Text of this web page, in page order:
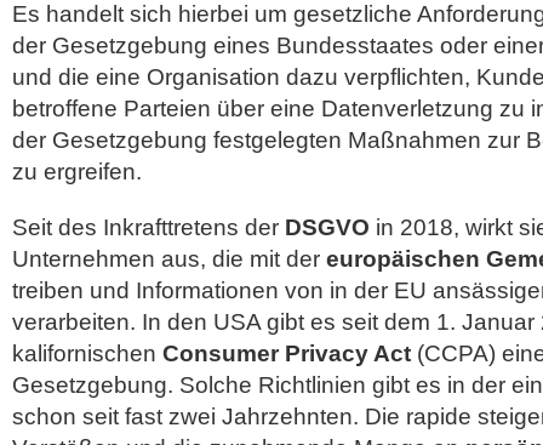
Es handelt sich hierbei um gesetzliche
der Gesetzgebung eines Bundesstaates oder
und die eine Organisation dazu verpflichten,
betroffene Parteien über eine Datenverletzung zu
der Gesetzgebung festgelegten Maßnahmen zur
zu ergreifen.
Seit des Inkrafttretens der DSGVO in 2018, wirkt
Unternehmen aus, die mit der europäischen
treiben und Informationen von in der EU
verarbeiten. In den USA gibt es seit dem 1. Januar
kalifornischen Consumer Privacy Act (CCPA)
Gesetzgebung. Solche Richtlinien gibt es in der
schon seit fast zwei Jahrzehnten. Die rapide